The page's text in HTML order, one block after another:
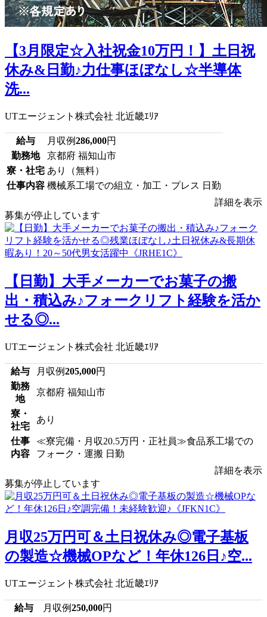
【3月限定☆入社祝金10万円！】土日祝
休み&日勤♪力仕事ほぼなし☆半導体
洗...
UTエージェント株式会社 北近畿ｴﾘｱ
給与 月収例286,000円
勤務地
京都府 福知山市
寮・社宅 あり（無料）
仕事内容 機械系工場での組立・加工・プレス 日勤
詳細を表示
募集が停止しています
【日勤】大手メーカーでお菓子の搬
出・積込み♪フォークリフト経験を活か
せる◎...
UTエージェント株式会社 北近畿ｴﾘｱ
給与 月収例205,000円
勤務
地
京都府 福知山市
寮・
社宅
あり
仕事
内容
≪寮完備・月収20.5万円・正社員≫食品系工場での
フォーク・運搬 日勤
詳細を表示
募集が停止しています
月収25万円可＆土日祝休み◎電子基板
の製造☆機械OPなど！年休126日♪空...
UTエージェント株式会社 北近畿ｴﾘｱ
給与 月収例250,000円